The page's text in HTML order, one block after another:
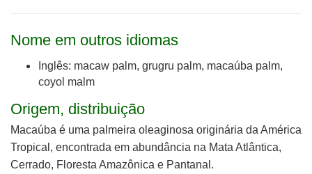
Nome em outros idiomas
Inglês: macaw palm, grugru palm, macaúba palm,
coyol malm
Origem, distribuição
Macaúba é uma palmeira oleaginosa originária da América
Tropical, encontrada em abundância na Mata Atlântica,
Cerrado, Floresta Amazônica e Pantanal.